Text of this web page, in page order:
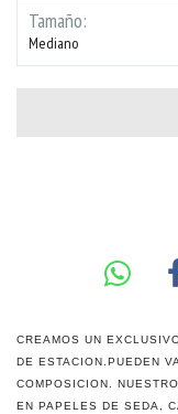
Tamaño:
Mediano
CREAMOS UN
DE ESTACION.PUEDEN
COMPOSICION.
EN PAPELES DE SEDA,